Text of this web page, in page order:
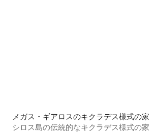
メガス・ギアロスのキクラデス様式の家
シロス島の伝統的なキクラデス様式の家